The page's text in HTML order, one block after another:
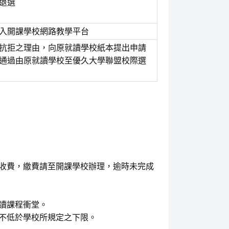
選
開課學校網路教學平台
拒之理由，向原就讀學校紙本提出申請
過由原就讀學校至優久大學聯盟校際選
費，繳費請至開課學校辦理，逾時未完成
課程衝堂。
低於學校所規定之下限。